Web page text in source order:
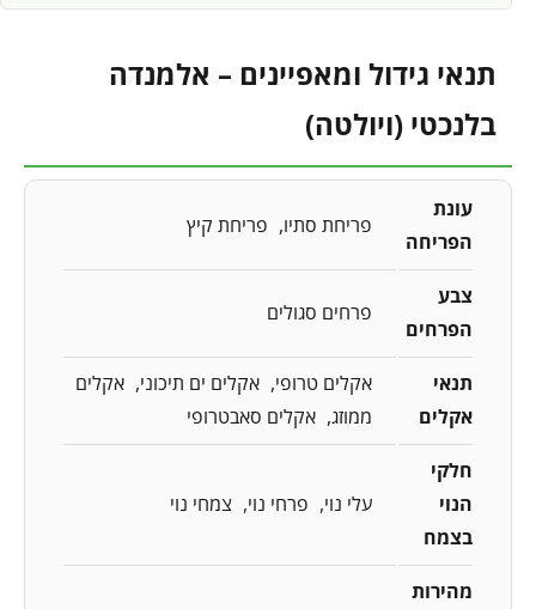
תנאי גידול ומאפיינים – אלמנדה
בלנכטי (ויולטה)
עונת
הפריחה
פריחת סתיו פריחת קיץ
צבע
הפרחים
פרחים סגולים
תנאי
אקלים
אקלים טרופי אקלים ים תיכוני
אקלים
ממוזג אקלים סאבטרופי
חלקי
הנוי
בצמח
עלי נוי פרחי נוי צמחי נוי
מהירות